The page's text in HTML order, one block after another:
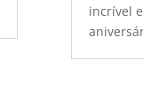
incrível